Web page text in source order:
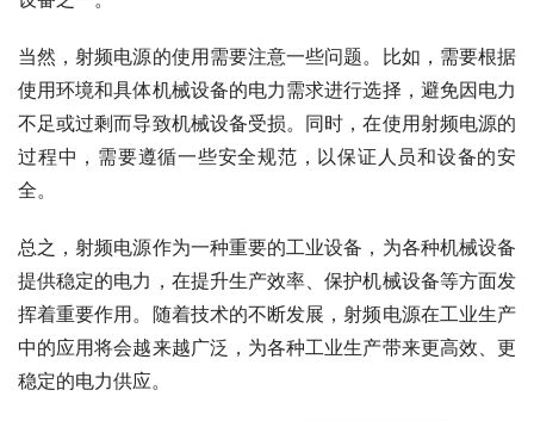
当然，射频电源的使用需要注意一些问题。比如，需要根据
使用环境和具体机械设备的电力需求进行选择，避免因电力
不足或过剩而导致机械设备受损。同时，在使用射频电源的
过程中，需要遵循一些安全规范，以保证人员和设备的安
全。
总之，射频电源作为一种重要的工业设备，为各种机械设备
提供稳定的电力，在提升生产效率、保护机械设备等方面发
挥着重要作用。随着技术的不断发展，射频电源在工业生产
中的应用将会越来越广泛，为各种工业生产带来更高效、更
稳定的电力供应。